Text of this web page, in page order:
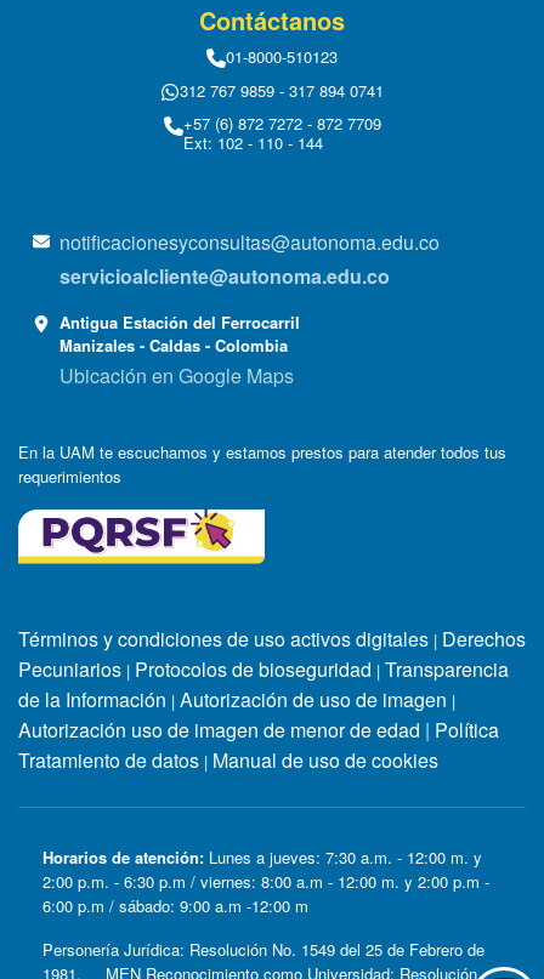
Contáctanos
01-8000-510123
312 767 9859 - 317 894 0741
+57 (6) 872 7272 - 872 7709
Ext: 102 - 110 - 144
notificacionesyconsultas@autonoma.edu.co
servicioalcliente@autonoma.edu.co
Antigua Estación del Ferrocarril
Manizales - Caldas - Colombia
Ubicación en Google Maps
En la UAM te escuchamos y estamos prestos para atender todos tus
requerimientos
Términos y condiciones de uso activos digitales | Derechos
Pecuniarios | Protocolos de bioseguridad | Transparencia
de la Información | Autorización de uso de imagen |
Autorización uso de imagen de menor de edad | Política
Tratamiento de datos | Manual de uso de cookies
Horarios de atención: Lunes a jueves: 7:30 a.m. - 12:00 m. y
2:00 p.m. - 6:30 p.m / viernes: 8:00 a.m - 12:00 m. y 2:00 p.m -
6:00 p.m / sábado: 9:00 a.m -12:00 m
Personería Jurídica: Resolución No. 1549 del 25 de Febrero de
1981. MEN Reconocimiento como Universidad: Resolución